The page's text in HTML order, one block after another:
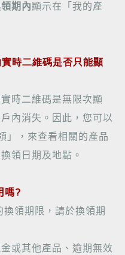
期內顯示在「我的產
時二維碼是否只能顯
時二維碼是無限次顯
內消失。因此，您可以
」，來查看相關 的產品
領日期及地點。
嗎?
領期限，請於換領期
或其他產品、逾期無效